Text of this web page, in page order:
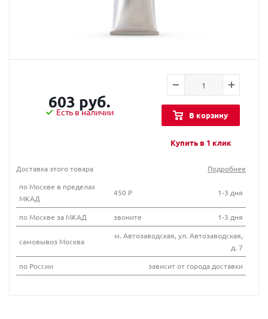
603 руб.
Есть в наличии В корзину
Купить в 1 клик
Доставка этого товара
Подробнее
по Москве в пределах
МКАД
450 Р 1-3 дня
по Москве за МКАД звоните 1-3 дня
самовывоз Москва
м. Автозаводская, ул. Автозаводская,
д. 7
по России
зависит от города доставки